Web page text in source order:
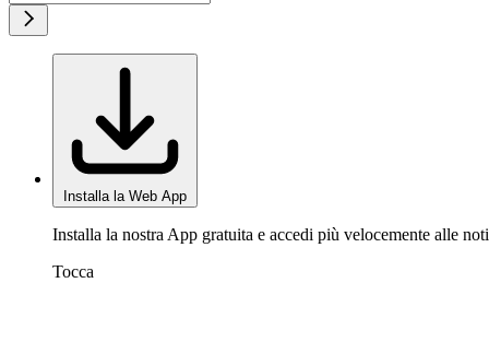
Installa la Web App
Installa la nostra App gratuita e accedi più velocemente alle
Tocca